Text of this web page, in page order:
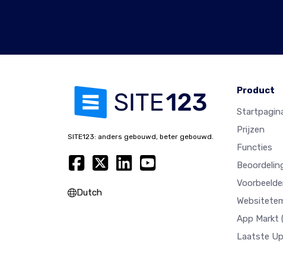
SITE123: anders gebouwd, beter gebouwd.
Dutch
Product
Prijzen
Functies
App Markt
Laatste